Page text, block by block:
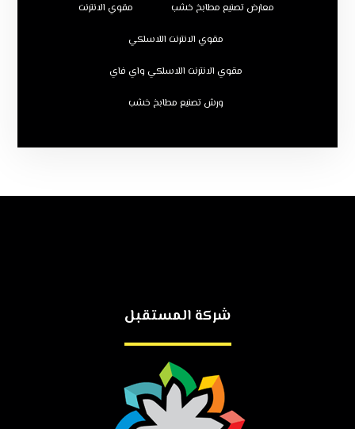
معارض تصنيع مطابخ خشب مقوي الانترنت
مقوي الانترنت اللاسلكي
مقوي الانترنت اللاسلكي واي فاي
ورش تصنيع مطابخ خشب
شركة المستقبل